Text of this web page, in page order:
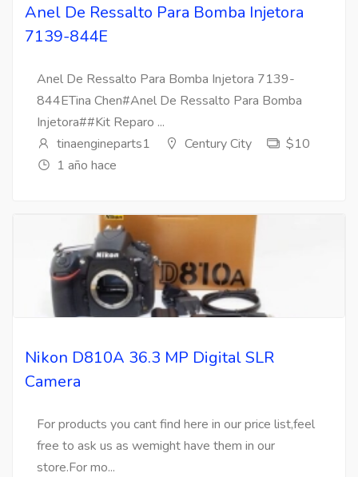
Anel De Ressalto Para Bomba Injetora
7139-844E
Anel De Ressalto Para Bomba Injetora 7139-
844ETina Chen#Anel De Ressalto Para Bomba
Injetora##Kit Reparo ...
tinaengineparts1
Century City
$10
1 año hace
Nikon D810A 36.3 MP Digital SLR
Camera
For products you cant find here in our price list,feel
free to ask us as wemight have them in our
store.For mo...